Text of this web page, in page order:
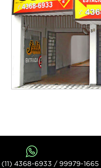
(11) 4368-6933 / 99979-1665